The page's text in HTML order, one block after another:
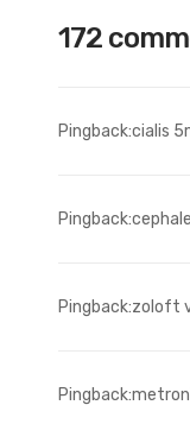
172
Pingback:cialis
Pingback:
Pingback:zoloft
Pingback: